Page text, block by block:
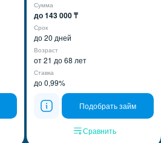
Сумма
до 143 000 ₸
Срок
до 20 дней
Возраст
от 21 до 68 лет
Ставка
до 0,99%
Подобрать займ
Сравнить